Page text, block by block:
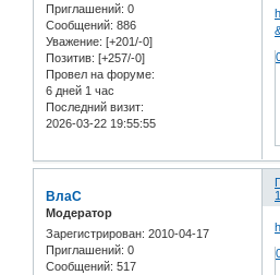
Приглашений: 0
Сообщений: 886
Уважение: [+201/-0]
Позитив: [+257/-0]
Провел на форуме:
6 дней 1 час
Последний визит:
2026-03-22 19:55:55
ВлаС
Модератор
Зарегистрирован: 2010-04-17
Приглашений: 0
Сообщений: 517